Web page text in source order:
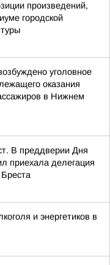
произведений,
городской
уголовное
оказания
в Нижнем
В преддверии Дня
приехала делегация
и энергетиков в